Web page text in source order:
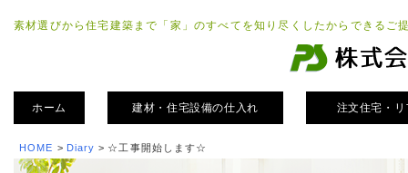
素材選びから住宅建築まで「家」のすべてを知り尽くしたからできるご
ホーム 建材・住宅設備の仕入れ 注文住宅・
HOME > Diary > ☆工事開始します☆